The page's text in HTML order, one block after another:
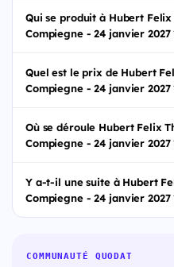
Qui se produit à Hubert
Compiegne - 24 janvier 2027
Quel est le prix de Hubert
Compiegne - 24 janvier 2027
Où se déroule Hubert Felix
Compiegne - 24 janvier 2027
Y a-t-il une suite à Hubert
Compiegne - 24 janvier 2027
COMMUNAUTÉ QUODAT